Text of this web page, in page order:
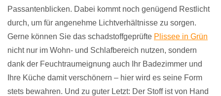
Passantenblicken. Dabei kommt noch genügend Restlicht
durch, um für angenehme Lichtverhältnisse zu sorgen.
Gerne können Sie das schadstoffgeprüfte Plissee in Grün
nicht nur im Wohn- und Schlafbereich nutzen, sondern
dank der Feuchtraumeignung auch Ihr Badezimmer und
Ihre Küche damit verschönern – hier wird es seine Form
stets bewahren. Und zu guter Letzt: Der Stoff ist von Hand